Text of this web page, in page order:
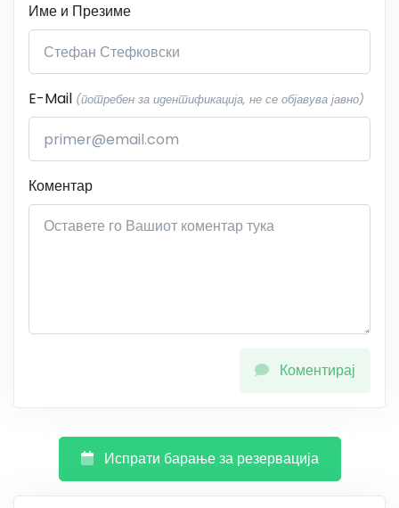
Име и Презиме
E-Mail (потребен за идентификација, не се објавува јавно)
Коментар
Коментирај
Испрати барање за резервација